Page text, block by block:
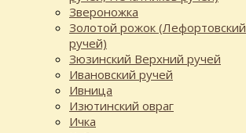
Звероножка
Золотой рожок (Лефортовский
ручей)
Зюзинский Верхний ручей
Ивановский ручей
Ивница
Изютинский овраг
Ичка